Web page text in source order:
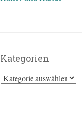
Kategorien
Kategorien